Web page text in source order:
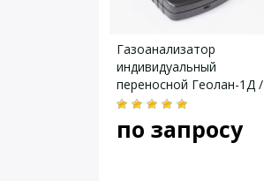
Газоанализатор
индивидуальный
переносной Геолан-1Д /
Геолан-1ДВ
по запросу